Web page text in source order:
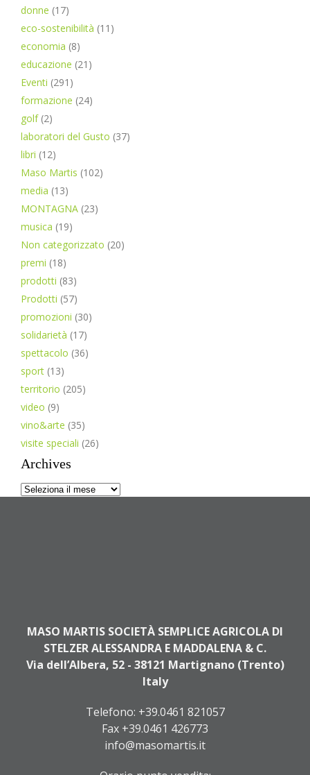
donne (17)
eco-sostenibilità (11)
economia (8)
educazione (21)
Eventi (291)
formazione (24)
golf(2)
laboratori del Gusto (37)
libri (12)
Maso Martis (102)
media (13)
MONTAGNA (23)
musica (19)
Non categorizzato (20)
premi (18)
prodotti (83)
Prodotti (57)
promozioni (30)
solidarietà (17)
spettacolo (36)
sport (13)
territorio (205)
video (9)
vino&arte (35)
visite speciali (26)
Archives
Archives
MASO MARTIS SOCIETÀ SEMPLICE AGRICOLA DI
STELZER ALESSANDRA E MADDALENA & C.
Via dell’Albera, 52 - 38121 Martignano (Trento)
Italy
Telefono: +39.0461 821057
Fax +39.0461 426773
info@masomartis.it